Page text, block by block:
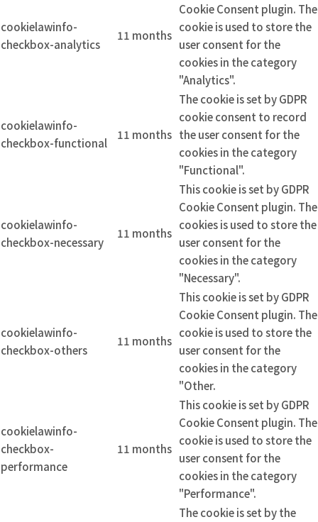
cookielawinfo-
checkbox-analytics
11 months
Cookie Consent plugin. The
cookie is used to store the
user consent for the
cookies in the category
"Analytics".
cookielawinfo-
checkbox-functional
11 months
The cookie is set by GDPR
cookie consent to record
the user consent for the
cookies in the category
"Functional".
cookielawinfo-
checkbox-necessary
11 months
This cookie is set by GDPR
Cookie Consent plugin. The
cookies is used to store the
user consent for the
cookies in the category
"Necessary".
cookielawinfo-
checkbox-others
11 months
This cookie is set by GDPR
Cookie Consent plugin. The
cookie is used to store the
user consent for the
cookies in the category
"Other.
cookielawinfo-
checkbox-
performance
11 months
This cookie is set by GDPR
Cookie Consent plugin. The
cookie is used to store the
user consent for the
cookies in the category
"Performance".
The cookie is set by the